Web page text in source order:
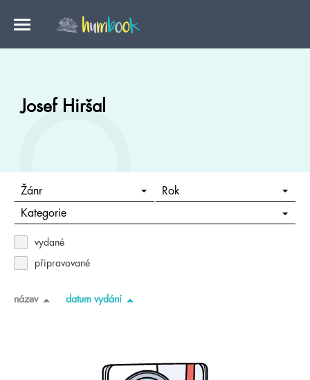
Josef Hiršal
Žánr Rok
Kategorie
vydané
připravované
název datum vydání